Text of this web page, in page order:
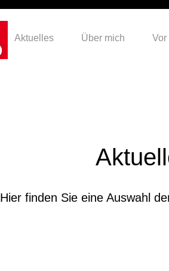
Aktuelles Über mich Vor
Hier finden Sie eine Auswahl